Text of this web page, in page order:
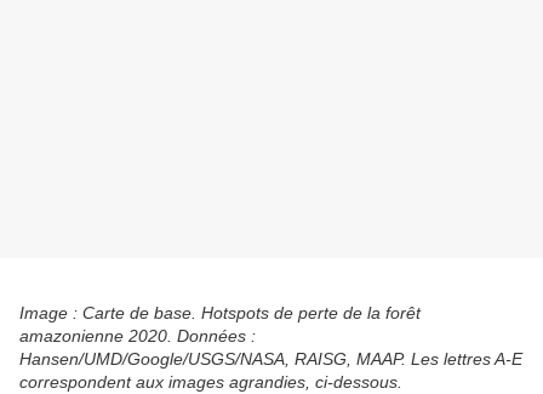
Image : Carte de base. Hotspots de perte de la forêt
amazonienne 2020. Données :
Hansen/UMD/Google/USGS/NASA, RAISG, MAAP. Les lettres A-E
correspondent aux images agrandies, ci-dessous.